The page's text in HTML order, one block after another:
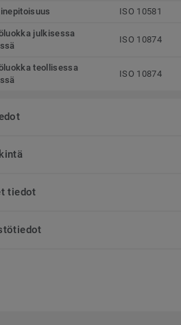
ISO 10581
julkisessa
ISO 10874
teollisessa
ISO 10874
tiedot